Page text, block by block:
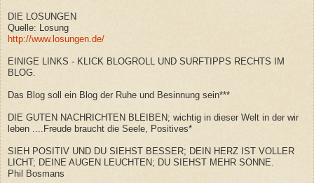
DIE LOSUNGEN
Quelle: Losung
http://www.losungen.de/
EINIGE LINKS - KLICK BLOGROLL UND SURFTIPPS RECHTS IM
BLOG.
Das Blog soll ein Blog der Ruhe und Besinnung sein***
DIE GUTEN NACHRICHTEN BLEIBEN; wichtig in dieser Welt in der wir
leben ....Freude braucht die Seele, Positives*
SIEH POSITIV UND DU SIEHST BESSER; DEIN HERZ IST VOLLER
LICHT; DEINE AUGEN LEUCHTEN; DU SIEHST MEHR SONNE.
Phil Bosmans